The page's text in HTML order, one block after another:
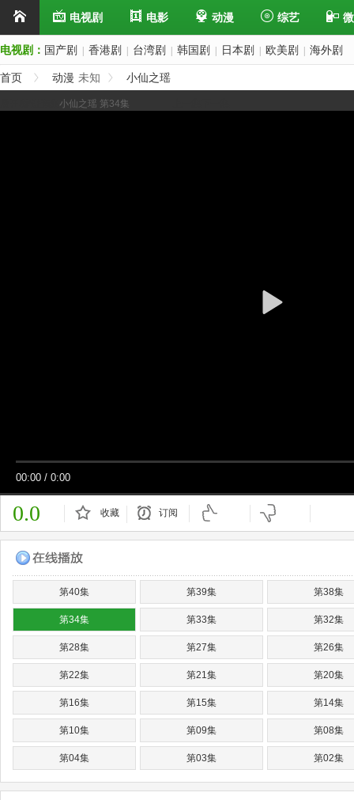
电视剧 电影 动漫 综艺
电视剧： 国产剧 香港剧 台湾剧 韩国剧 日本剧 欧美剧 海外剧
首页 动漫 未知 小仙之瑶
小仙之瑶 第34集
00:00 / 0:00
0.0 收藏 订阅
第40集 第39集 第38集
第34集 第33集 第32集
第28集 第27集 第26集
第22集 第21集 第20集
第16集 第15集 第14集
第10集 第09集 第08集
第04集 第03集 第02集